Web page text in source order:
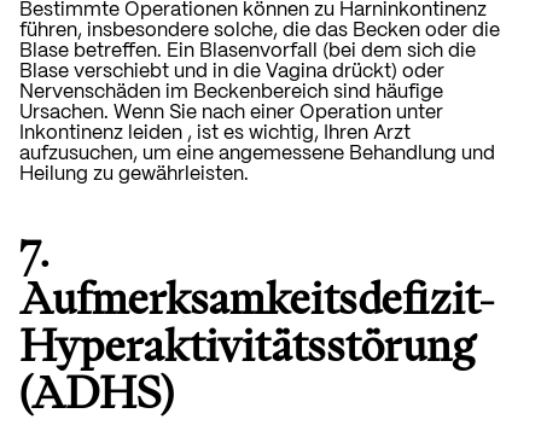
Bestimmte Operationen können zu Harninkontinenz
führen, insbesondere solche, die das Becken oder die
Blase betreffen. Ein Blasenvorfall (bei dem sich die
Blase verschiebt und in die Vagina drückt) oder
Nervenschäden im Beckenbereich sind häufige
Ursachen. Wenn Sie nach einer Operation unter
Inkontinenz leiden , ist es wichtig, Ihren Arzt
aufzusuchen, um eine angemessene Behandlung und
Heilung zu gewährleisten.
7.
Aufmerksamkeitsdefizit-
Hyperaktivitätsstörung
(ADHS)